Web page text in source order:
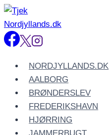
Fortsæt
til
indhold
NORDJYLLANDS.DK
AALBORG
BRØNDERSLEV
FREDERIKSHAVN
HJØRRING